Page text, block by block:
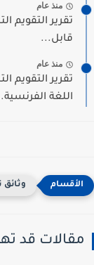
منذ عام
تقرير
قابل...
منذ عام
تقرير التقويم
اللغة
وثائق
مقالات قد